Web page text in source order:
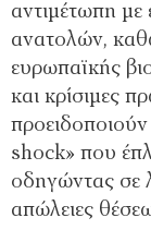
αντιµέτωπη µε
ανατολών,
ευρωπαϊκής
και κρίσιµες
shock» που
οδηγώντας σε
απώλειες